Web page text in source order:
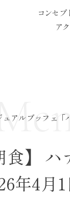
コンセプ
ア
ュアルブッフェ「
食】
4月1